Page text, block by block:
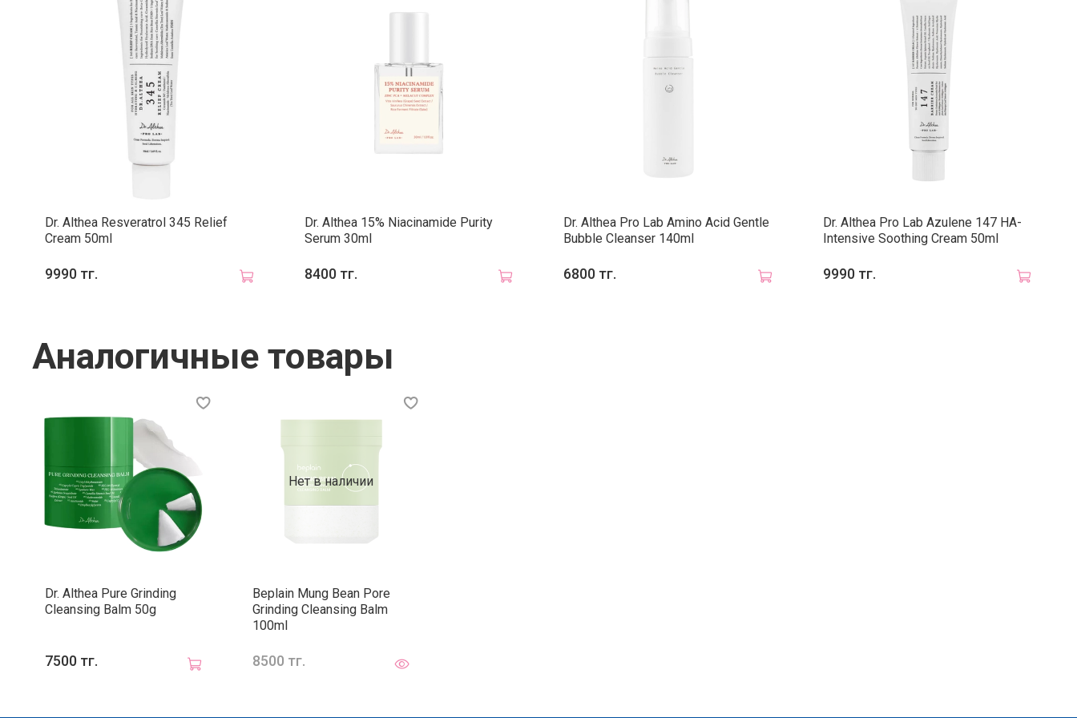
создать естественный защитный барьер.
укрепляет защитный барьер, увлажняет
и питает. Большая концентрация витамина Е в масле
обеспечивает антиоксидантные свойства.
(витамин Е) стимулирует обновление клеток
эпидермиса, повышает тонус тканей, сокращает глубину
морщин и заломов, вызванных обезвоженностью,
выравнивает тон лица и придаёт сияние.
Подходит для всех типов кожи.
бальзама на сухую кожу и массируйте до полного растворения
Dr. Althea Resveratrol 345 Relief
Cream 50ml
9990 тг.
Dr. Althea 15% Niacinamide Purity
Serum 30ml
8400 тг.
Dr. Althea Pro Lab Amino Acid Gentle
Bubble Cleanser 140ml
6800 тг.
Dr. Althea Pro Lab Azulene 147 HA-
Intensive Soothing Cream 50ml
9990 тг.
Аналогичные товары
Dr. Althea Pure Grinding
Cleansing Balm 50g
7500 тг.
Нет в наличии
Beplain Mung Bean Pore
Grinding Cleansing Balm
100ml
8500 тг.